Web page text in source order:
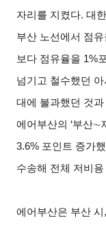
자리를 지켰다. 대
부산 노선에서 점
보다 점유율을 1%
넘기고 철수했던
대에 불과했던 것
에어부산의 ‘부산∼
3.6% 포인트 증가
수송해 전체 저비
에어부산은 부산